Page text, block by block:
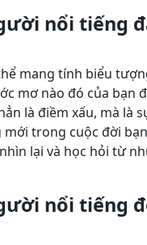
nổi tiếng
mang tính biểu
mơ nào đó của bạn
là điềm xấu, mà là
trong cuộc đời
lại và học hỏi từ
nổi tiếng